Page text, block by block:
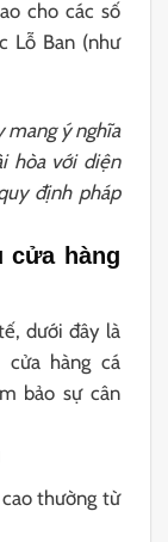
cho các số
Lỗ Ban (như
mang ý nghĩa
hòa với diện
định pháp
cửa hàng
dưới đây là
hàng cá
bảo sự cân
thường từ